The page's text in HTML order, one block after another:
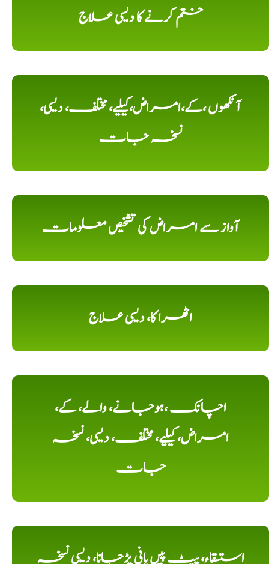
ختم کرنے کا دیسی علاج
آنکھوں ،کے،امراض،کیلیے، مختلف، دیسی،
نسخہ جات
آواز سے امراض کی تشخیص معلومات
اٹھرا کا، دیسی علاج
اچانک ،ہوجانے، والے، کے،
امراض، کیلیے، مختلف، دیسی، نسخہ
جات
استسقاء، پیٹ پیں پانی پڑجانا، دیسی نسخہ